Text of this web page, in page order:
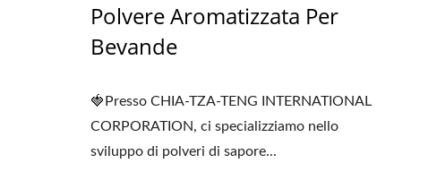
Polvere Aromatizzata Per
Bevande
🍓Presso CHIA-TZA-TENG INTERNATIONAL
CORPORATION, ci specializziamo nello
sviluppo di polveri di sapore...